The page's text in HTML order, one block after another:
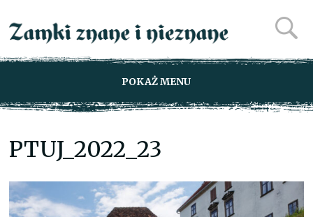
POKAŻ MENU
PTUJ_2022_23